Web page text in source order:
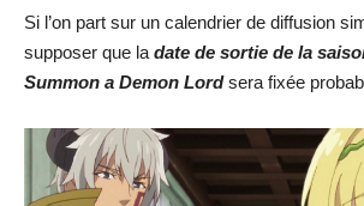
Si l’on part sur un calendrier de diffusion
supposer que la date de sortie de la
Summon a Demon Lordsera fixée